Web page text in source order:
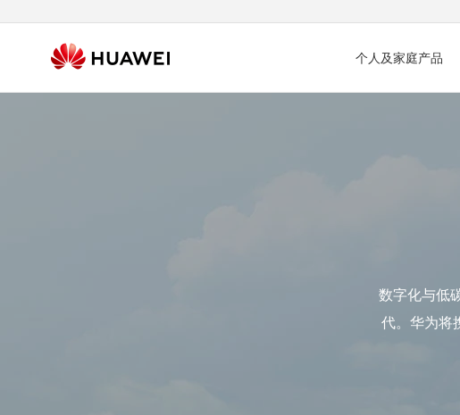
个人及家庭产品
数字化与低
代。华为将